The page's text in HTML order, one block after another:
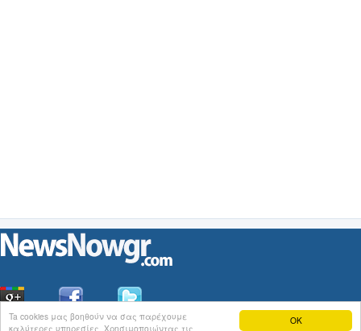
OK
Ta cookies μας βοηθούν να σας παρέχουμε
καλύτερες υπηρεσίες. Χρησιμοποιώντας τις